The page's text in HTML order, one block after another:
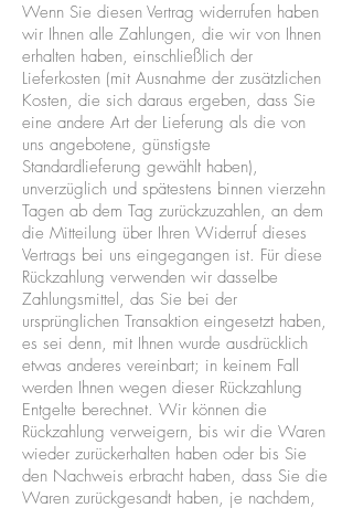
Wenn Sie diesen Vertrag widerrufen haben
wir Ihnen alle Zahlungen, die wir von Ihnen
erhalten haben, einschließlich der
Lieferkosten (mit Ausnahme der zusätzlichen
Kosten, die sich daraus ergeben, dass Sie
eine andere Art der Lieferung als die von
uns angebotene, günstigste
Standardlieferung gewählt haben),
unverzüglich und spätestens binnen vierzehn
Tagen ab dem Tag zurückzuzahlen, an dem
die Mitteilung über Ihren Widerruf dieses
Vertrags bei uns eingegangen ist. Für diese
Rückzahlung verwenden wir dasselbe
Zahlungsmittel, das Sie bei der
ursprünglichen Transaktion eingesetzt haben,
es sei denn, mit Ihnen wurde ausdrücklich
etwas anderes vereinbart; in keinem Fall
werden Ihnen wegen dieser Rückzahlung
Entgelte berechnet. Wir können die
Rückzahlung verweigern, bis wir die Waren
wieder zurückerhalten haben oder bis Sie
den Nachweis erbracht haben, dass Sie die
Waren zurückgesandt haben, je nachdem,